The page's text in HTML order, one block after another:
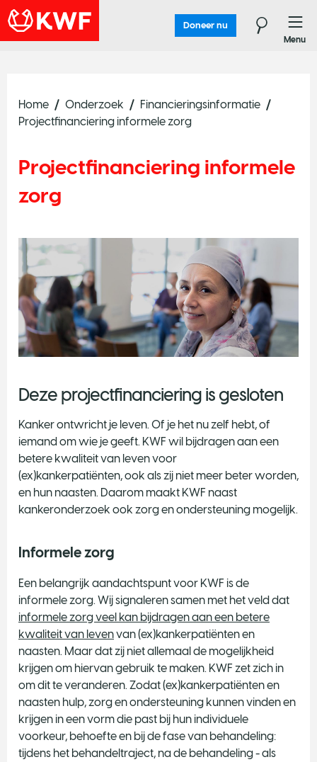
Doneer nu
Menu
Home Onderzoek
Financieringsinformatie
Projectfinanciering informele zorg
Projectfinanciering informele
zorg
Deze projectfinanciering is gesloten
Kanker ontwricht je leven. Of je het nu zelf hebt, of
iemand om wie je geeft. KWF wil bijdragen aan een
betere kwaliteit van leven voor
(ex)kankerpatiënten, ook als zij niet meer beter worden,
en hun naasten. Daarom maakt KWF naast
kankeronderzoek ook zorg en ondersteuning mogelijk.
Informele zorg
Een belangrijk aandachtspunt voor KWF is de
informele zorg. Wij signaleren samen met het veld dat
informele zorg veel kan bijdragen aan een betere
kwaliteit van levenvan (ex)kankerpatiënten en
naasten. Maar dat zij niet allemaal de mogelijkheid
krijgen om hiervan gebruik te maken. KWF zet zich in
om dit te veranderen. Zodat (ex)kankerpatiënten en
naasten hulp, zorg en ondersteuning kunnen vinden en
krijgen in een vorm die past bij hun individuele
voorkeur, behoefte en bij de fase van behandeling:
tijdens het behandeltraject, na de behandeling - als